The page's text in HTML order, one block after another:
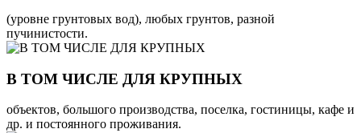
(уровне грунтовых вод), любых грунтов, разной
пучинистости.
В ТОМ ЧИСЛЕ ДЛЯ КРУПНЫХ
объектов, большого производства, поселка, гостиницы, кафе и
др. и постоянного проживания.